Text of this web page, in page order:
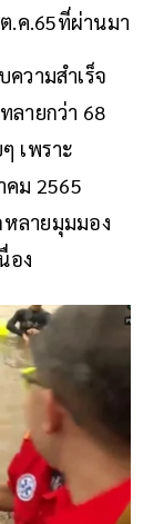
.ค.65ที่ผ่านมา
ความสำเร็จ
ลายกว่า 68
เพราะ
คม 2565
ลายมุมมอง
อง